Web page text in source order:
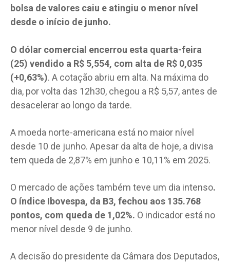
bolsa de valores caiu e atingiu o menor nível
desde o início de junho.
O dólar comercial encerrou esta quarta-feira
(25) vendido a R$ 5,554, com alta de R$ 0,035
(+0,63%). A cotação abriu em alta. Na máxima do
dia, por volta das 12h30, chegou a R$ 5,57, antes de
desacelerar ao longo da tarde.
A moeda norte-americana está no maior nível
desde 10 de junho. Apesar da alta de hoje, a divisa
tem queda de 2,87% em junho e 10,11% em 2025.
O mercado de ações também teve um dia intenso.
O índice Ibovespa, da B3, fechou aos 135.768
pontos, com queda de 1,02%. O indicador está no
menor nível desde 9 de junho.
A decisão do presidente da Câmara dos Deputados,